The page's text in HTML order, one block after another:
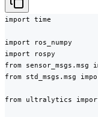
import time
import ros_numpy
import rospy
from sensor_msgs.msg
from std_msgs.msg
from ultralytics import